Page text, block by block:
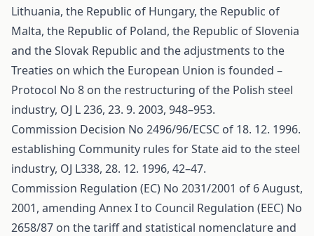
Lithuania, the Republic of Hungary, the Republic of
Malta, the Republic of Poland, the Republic of Slovenia
and the Slovak Republic and the adjustments to the
Treaties on which the European Union is founded –
Protocol No 8 on the restructuring of the Polish steel
industry, OJ L 236, 23. 9. 2003, 948–953.
Commission Decision No 2496/96/ECSC of 18. 12. 1996.
establishing Community rules for State aid to the steel
industry, OJ L338, 28. 12. 1996, 42–47.
Commission Regulation (EC) No 2031/2001 of 6 August,
2001, amending Annex I to Council Regulation (EEC) No
2658/87 on the tariff and statistical nomenclature and